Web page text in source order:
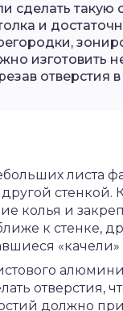
сделать такую
и
изготовить
отверстия
листа
стенкой.
колья и
к стенке,
отверстия,
должно